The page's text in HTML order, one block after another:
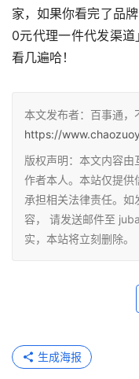
家，如果你看完了品
0元代理一件代发渠
看几遍哈！
本文发布者：百事通，
https://
版权声明：本文内容
作者本人。本站仅提供
承担相关法律责任。
容， 请发送邮件至
实，本站将立刻删除。
生成海报